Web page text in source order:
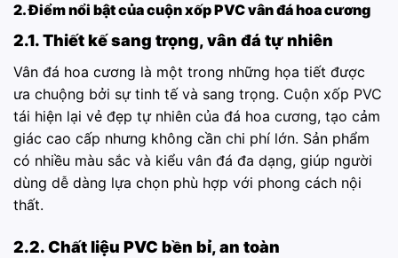
2. Điểm nổi bật của cuộn xốp PVC vân đá hoa cương
2.1. Thiết kế sang trọng, vân đá tự nhiên
Vân đá hoa cương là một trong những họa tiết được
ưa chuộng bởi sự tinh tế và sang trọng. Cuộn xốp PVC
tái hiện lại vẻ đẹp tự nhiên của đá hoa cương, tạo cảm
giác cao cấp nhưng không cần chi phí lớn. Sản phẩm
có nhiều màu sắc và kiểu vân đá đa dạng, giúp người
dùng dễ dàng lựa chọn phù hợp với phong cách nội
thất.
2.2. Chất liệu PVC bền bỉ, an toàn